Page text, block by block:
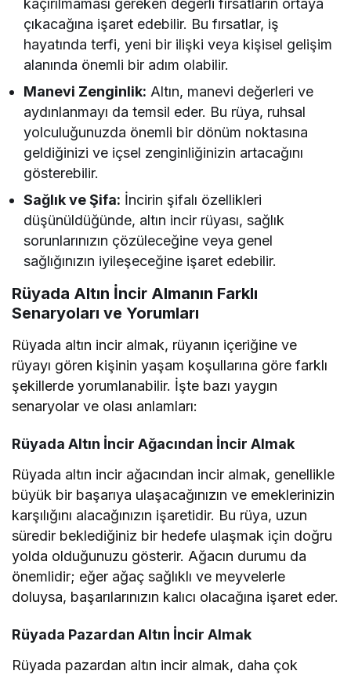
kaçırılmaması gereken değerli fırsatların ortaya
çıkacağına işaret edebilir. Bu fırsatlar, iş
hayatında terfi, yeni bir ilişki veya kişisel gelişim
alanında önemli bir adım olabilir.
Manevi Zenginlik: Altın, manevi değerleri ve
aydınlanmayı da temsil eder. Bu rüya, ruhsal
yolculuğunuzda önemli bir dönüm noktasına
geldiğinizi ve içsel zenginliğinizin artacağını
gösterebilir.
Sağlık ve Şifa: İncirin şifalı özellikleri
düşünüldüğünde, altın incir rüyası, sağlık
sorunlarınızın çözüleceğine veya genel
sağlığınızın iyileşeceğine işaret edebilir.
Rüyada Altın İncir Almanın Farklı
Senaryoları ve Yorumları
Rüyada altın incir almak, rüyanın içeriğine ve
rüyayı gören kişinin yaşam koşullarına göre farklı
şekillerde yorumlanabilir. İşte bazı yaygın
senaryolar ve olası anlamları:
Rüyada Altın İncir Ağacından İncir Almak
Rüyada altın incir ağacından incir almak, genellikle
büyük bir başarıya ulaşacağınızın ve emeklerinizin
karşılığını alacağınızın işaretidir. Bu rüya, uzun
süredir beklediğiniz bir hedefe ulaşmak için doğru
yolda olduğunuzu gösterir. Ağacın durumu da
önemlidir; eğer ağaç sağlıklı ve meyvelerle
doluysa, başarılarınızın kalıcı olacağına işaret eder.
Rüyada Pazardan Altın İncir Almak
Rüyada pazardan altın incir almak, daha çok